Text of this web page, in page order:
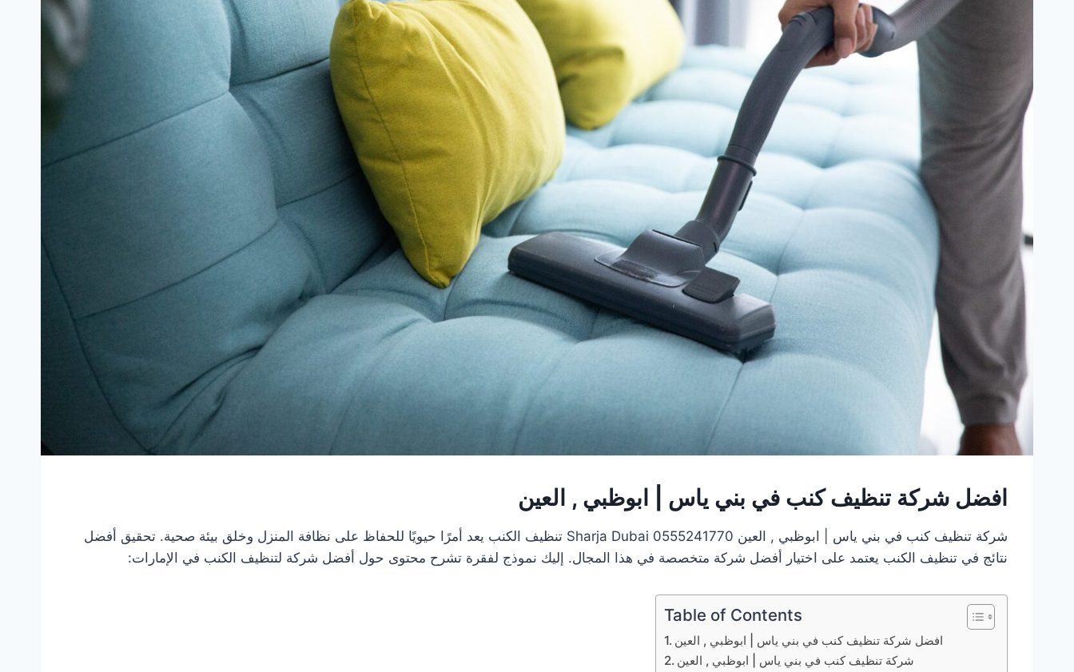
افضل شركة تنظيف كنب في بني ياس | ابوظبي , العين
شركة تنظيف كنب في بني ياس | ابوظبي , العين 0555241770 Sharja Dubai تنظيف الكنب يعد أمرًا حيويًا للحفاظ على نظافة المنزل وخلق بيئة صحية. تحقيق أفضل
نتائج في تنظيف الكنب يعتمد على اختيار أفضل شركة متخصصة في هذا المجال. إليك نموذج لفقرة تشرح محتوى حول أفضل شركة لتنظيف الكنب في الإمارات:
Table of Contents
افضل شركة تنظيف كنب في بني ياس | ابوظبي , العين
شركة تنظيف كنب في بني ياس | ابوظبي , العين